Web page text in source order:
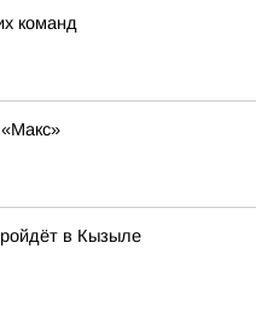
команд
в Кызыле